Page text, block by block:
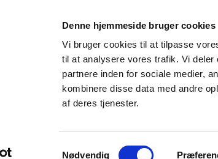
Denne hjemmeside bruger cookies
Vi bruger cookies til at tilpasse
til at analysere vores trafik. Vi
partnere inden for sociale medier,
kombinere disse data med andre
af deres tjenester.
Samtykkevalg
Nødvendig
Godkendelse og
Bivirkninger og
produktinformation